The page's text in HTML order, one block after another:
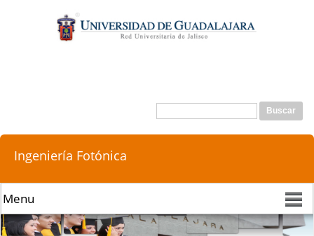
contenido
principal
Formulario de búsqueda
Buscar
Ingeniería Fotónica